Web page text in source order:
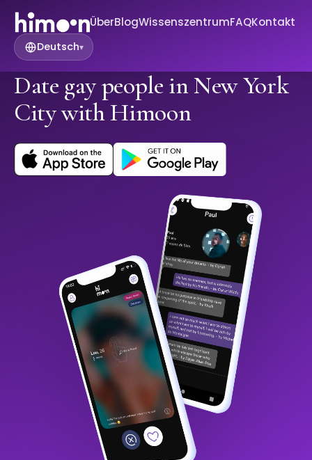
ÜberBlogWissenszentrumFAQKontakt
Deutsch▾
Date gay people in New York
City with Himoon